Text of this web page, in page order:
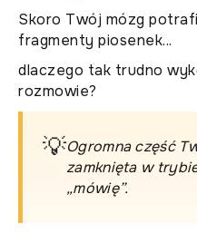
Skoro Twój mózg
fragmenty piosenek...
dlaczego tak trudno
rozmowie?
💡Ogromna część
zamknięta w
„mówię”.